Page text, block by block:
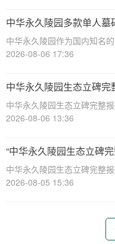
对逝者的纪念，也是对生者情
此，选择一款既符合预算又
墓碑显得尤
中华永久陵园多款单人墓
季下单直降数千元详解
中华永久陵园作为国内知名
供多种单人墓碑选择，满足不
墓碑的完整报价，并解释淡季
元的优惠政策，帮助消费者
择。☎ 中华永
2026-08-06 17:36
中华永久陵园生态立碑完
葬服务同步享折扣详解
中华永久陵园生态立碑完整
务同步享折扣详解☎ 中华永
的规划越来越重视。中华永
知名的陵园品牌，提供了一
2026-08-06 13:36
“中华永久陵园生态立碑
下葬服务同步享折扣：全
与专属优惠”
中华永久陵园生态立碑完整
务同步享折扣：全方位福利解
式有了更多的选择。中华永
2026-08-05 15:36